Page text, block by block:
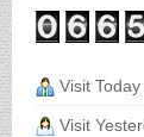
Visit
Visit